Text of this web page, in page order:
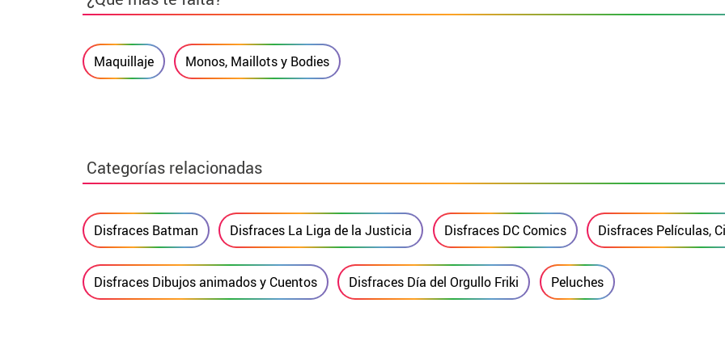
Maquillaje Monos, Maillots y Bodies
Categorías relacionadas
Disfraces Batman Disfraces La Liga de la Justicia Disfraces DC Comics Disfraces Películas,
Disfraces Dibujos animados y Cuentos Disfraces Día del Orgullo Friki Peluches